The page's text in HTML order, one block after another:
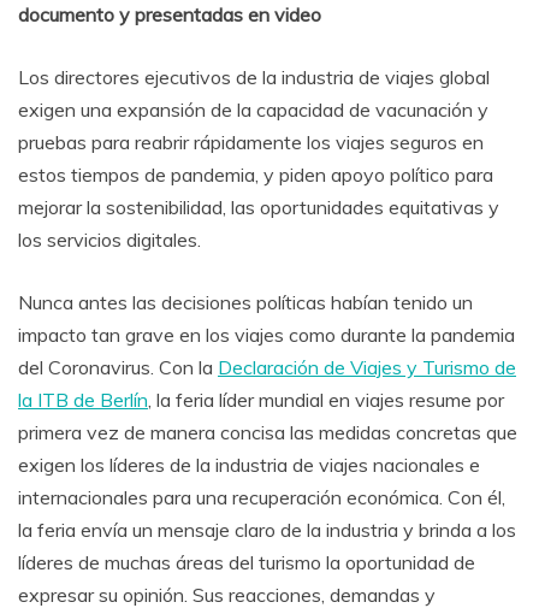
documento y presentadas en video
Los directores ejecutivos de la industria de viajes global
exigen una expansión de la capacidad de vacunación y
pruebas para reabrir rápidamente los viajes seguros en
estos tiempos de pandemia, y piden apoyo político para
mejorar la sostenibilidad, las oportunidades equitativas y
los servicios digitales.
Nunca antes las decisiones políticas habían tenido un
impacto tan grave en los viajes como durante la pandemia
del Coronavirus. Con la Declaración de Viajes y Turismo de
la ITB de Berlín , la feria líder mundial en viajes resume por
primera vez de manera concisa las medidas concretas que
exigen los líderes de la industria de viajes nacionales e
internacionales para una recuperación económica. Con él,
la feria envía un mensaje claro de la industria y brinda a los
líderes de muchas áreas del turismo la oportunidad de
expresar su opinión. Sus reacciones, demandas y